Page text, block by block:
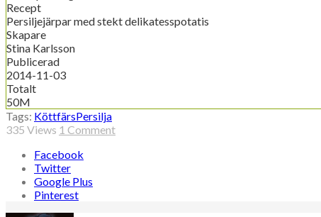
Recept
Persiljejärpar med stekt delikatesspotatis
Skapare
Stina Karlsson
Publicerad
2014-11-03
Totalt
50M
Tags: KöttfärsPersilja
335 Views 1 Comment
Facebook
Twitter
Google Plus
Pinterest